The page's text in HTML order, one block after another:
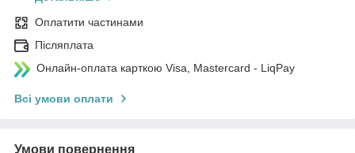
Оплатити частинами
Післяплата
Онлайн-оплата карткою Visa, Mastercard - LiqPay
Всі умови оплати
Умови повернення